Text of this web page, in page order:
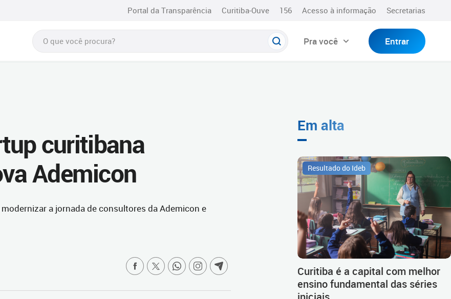
Portal da Transparência Curitiba-Ouve 156 Acesso à informação Secretarias
Pra você Entrar
curitibana
Ademicon
a jornada de consultores da Ademicon e
Em alta
Resultado do Ideb
Curitiba é a capital com melhor
ensino fundamental das séries